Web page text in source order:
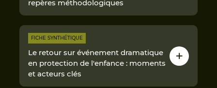
repères méthodologiques
FICHE SYNTHÉTIQUE
Le retour sur événement dramatique
en protection de l'enfance : moments
et acteurs clés